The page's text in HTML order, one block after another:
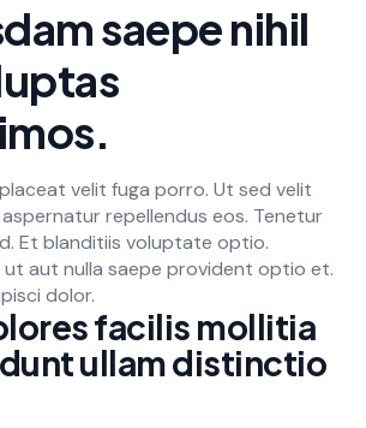
saepe nihil
velit fuga porro. Ut sed velit
repellendus eos. Tenetur
Et blanditiis voluptate optio.
aut nulla saepe provident optio et.
dolor.
facilis mollitia
ullam distinctio